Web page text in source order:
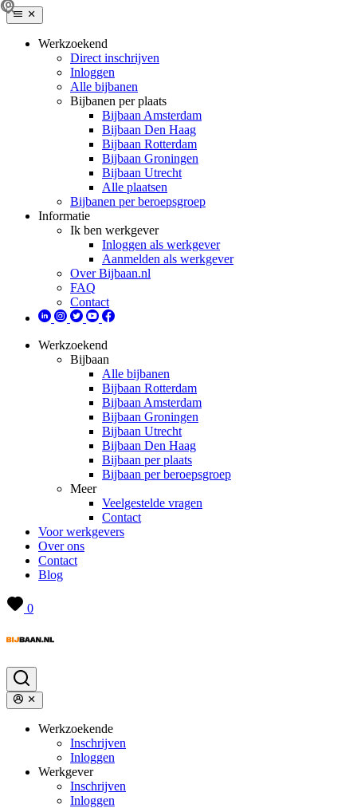
Werkzoekend
Direct inschrijven
Inloggen
Alle bijbanen
Bijbanen per plaats
Bijbaan Amsterdam
Bijbaan Den Haag
Bijbaan Rotterdam
Bijbaan Groningen
Bijbaan Utrecht
Alle plaatsen
Bijbanen per beroepsgroep
Informatie
Ik ben werkgever
Inloggen als werkgever
Aanmelden als werkgever
Over Bijbaan.nl
FAQ
Contact
Werkzoekend
Bijbaan
Alle bijbanen
Bijbaan Rotterdam
Bijbaan Amsterdam
Bijbaan Groningen
Bijbaan Utrecht
Bijbaan Den Haag
Bijbaan per plaats
Bijbaan per beroepsgroep
Meer
Veelgestelde vragen
Contact
Voor werkgevers
Over ons
Contact
Blog
0
Werkzoekende
Inschrijven
Inloggen
Werkgever
Inschrijven
Inloggen